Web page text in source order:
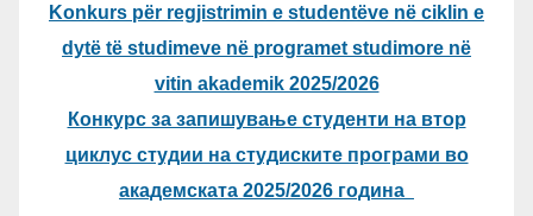
Konkurs për regjistrimin e studentëve në ciklin e
dytë të studimeve në programet studimore në
vitin akademik 2025/2026
Конкурс за запишување студенти на втор
циклус студии на студиските програми во
академската 2025/2026 година